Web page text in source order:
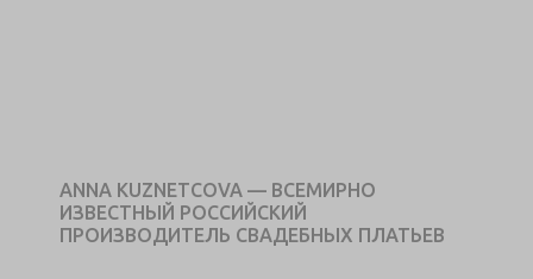
ANNA KUZNETCOVA — ВСЕМИРНО
ИЗВЕСТНЫЙ РОССИЙСКИЙ
ПРОИЗВОДИТЕЛЬ СВАДЕБНЫХ ПЛАТЬЕВ